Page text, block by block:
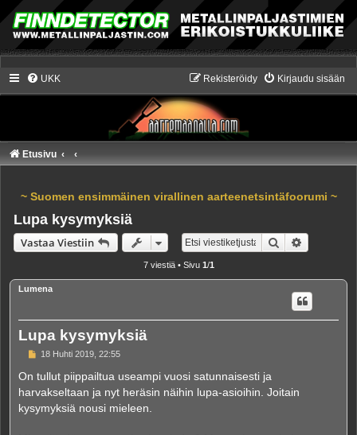
UKK Kirjaudu sisään
Rekisteröidy
Etusivu
~ Suomen ensimmäinen virallinen aarteenetsintäfoorumi ~
Lupa kysymyksiä
Vastaa Viestiin Etsi
7 viestiä • Sivu 1/1
Lumena
Lupa kysymyksiä
V
e
t
18 Huhti 2019, 22:55
On tullut piippailtua useampi vuosi satunnaisesti ja
harvakseltaan ja nyt heräsin näihin lupa-asioihin. Joitain
kysymyksiä nousi mieleen.